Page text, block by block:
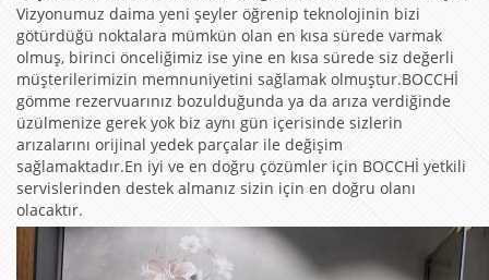
Vizyonumuz daima yeni şeyler öğrenip teknolojinin bizi
götürdüğü noktalara mümkün olan en kısa sürede varmak
olmuş, birinci önceliğimiz ise yine en kısa sürede siz değerli
müşterilerimizin memnuniyetini sağlamak olmuştur.BOCCHİ
gömme rezervuarınız bozulduğunda ya da arıza verdiğinde
üzülmenize gerek yok biz aynı gün içerisinde sizlerin
arızalarını orijinal yedek parçalar ile değişim
sağlamaktadır.En iyi ve en doğru çözümler için BOCCHİ yetkili
servislerinden destek almanız sizin için en doğru olanı
olacaktır.